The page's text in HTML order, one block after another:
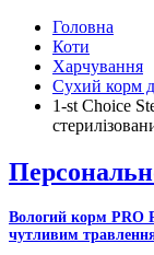
Головна
Коти
Харчування
Сухий корм
1-st Choice
Вологий корм PRO
чутливим